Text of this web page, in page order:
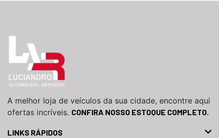
A melhor loja de veículos da sua cidade, encontre aqui
ofertas incríveis. CONFIRA NOSSO ESTOQUE COMPLETO.
LINKS RÁPIDOS